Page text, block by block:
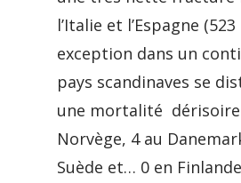
l’Italie et l’Espagne
exception dans un
pays scandinaves se
une mortalité
Norvège, 4 au
Suède et… 0 en